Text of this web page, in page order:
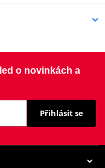
povrchu a mají lepší
o novinkách a
Přihlásit se